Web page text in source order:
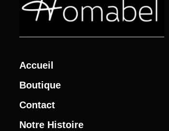
Accueil
Boutique
Contact
Notre Histoire